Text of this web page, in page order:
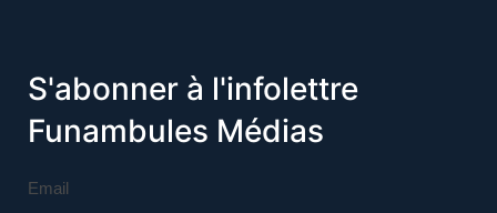
S'abonner à l'infolettre
Funambules Médias
Email